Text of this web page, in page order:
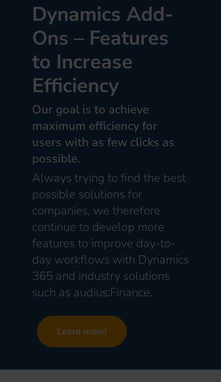
Dynamics Add-
Ons – Features
to Increase
Efficiency
Our goal is to achieve
maximum efficiency for
users with as few clicks as
possible.
Always trying to find the best
possible solutions for
companies, we therefore
continue to develop more
features to improve day-to-
day workflows with Dynamics
365 and industry solutions
such as audius:Finance.
Learn more!